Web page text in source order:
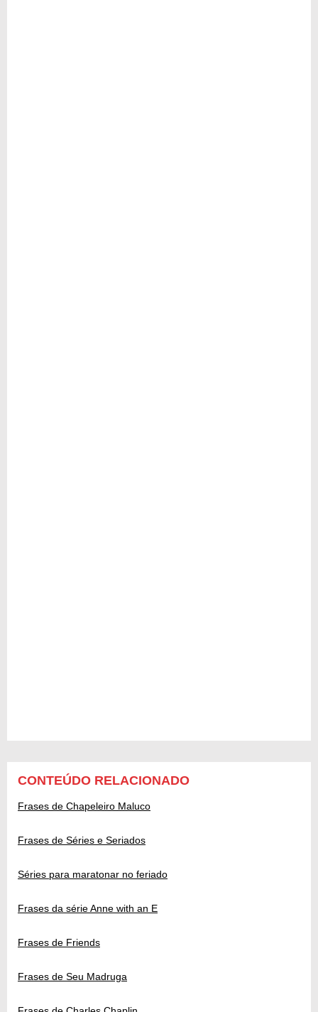
CONTEÚDO RELACIONADO
Frases de Chapeleiro Maluco
Frases de Séries e Seriados
Séries para maratonar no feriado
Frases da série Anne with an E
Frases de Friends
Frases de Seu Madruga